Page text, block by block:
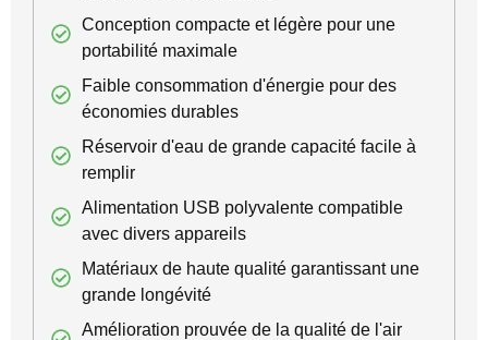
Conception compacte et légère pour une
portabilité maximale
Faible consommation d'énergie pour des
économies durables
Réservoir d'eau de grande capacité facile à
remplir
Alimentation USB polyvalente compatible
avec divers appareils
Matériaux de haute qualité garantissant une
grande longévité
Amélioration prouvée de la qualité de l'air